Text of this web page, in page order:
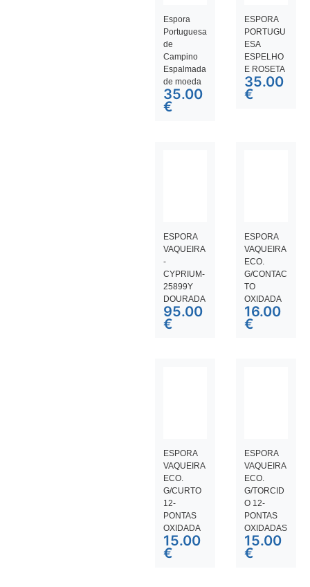
Espora
Portuguesa
de
Campino
Espalmada
de moeda
35.00
€
ESPORA
PORTUGU
ESA
ESPELHO
E ROSETA
35.00
€
ESPORA
VAQUEIRA
-
CYPRIUM-
25899Y
DOURADA
95.00
€
ESPORA
VAQUEIRA
ECO.
G/CONTAC
TO
OXIDADA
16.00
€
ESPORA
VAQUEIRA
ECO.
G/CURTO
12-
PONTAS
OXIDADA
15.00
€
ESPORA
VAQUEIRA
ECO.
G/TORCID
O 12-
PONTAS
OXIDADAS
15.00
€